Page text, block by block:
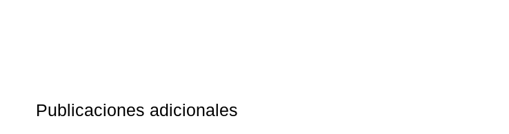
Publicaciones adicionales